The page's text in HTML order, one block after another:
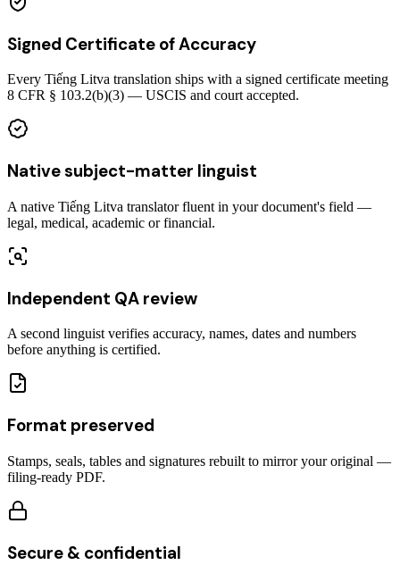
Signed Certificate of Accuracy
Every Tiếng Litva translation ships with a signed certificate meeting
8 CFR § 103.2(b)(3) — USCIS and court accepted.
Native subject-matter linguist
A native Tiếng Litva translator fluent in your document's field —
legal, medical, academic or financial.
Independent QA review
A second linguist verifies accuracy, names, dates and numbers
before anything is certified.
Format preserved
Stamps, seals, tables and signatures rebuilt to mirror your original —
filing-ready PDF.
Secure & confidential